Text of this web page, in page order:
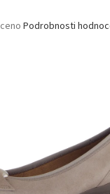
Podrobnosti